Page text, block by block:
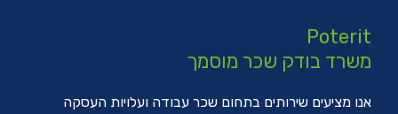
Poterit
משרד בודק שכר מוסמך
אנו מציעים שירותים בתחום שכר עבודה ועלויות העסקה